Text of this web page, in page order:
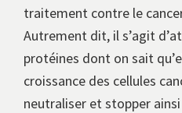
traitement contre le
Autrement dit, il s’agit
protéines dont on sait
croissance des cellules
neutraliser et stopper